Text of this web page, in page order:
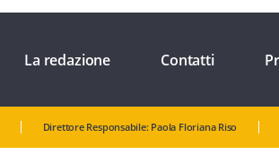
La redazione Contatti
Direttore Responsabile: Paola Floriana Riso